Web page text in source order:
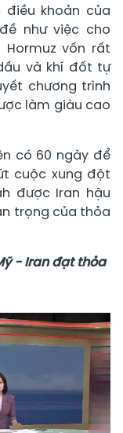
khoản của
như việc cho
vốn rất
và khí đốt tự
chương trình
làm giàu cao
có 60 ngày để
cuộc xung đột
được Iran hậu
trọng của thỏa
- Iran đạt thỏa